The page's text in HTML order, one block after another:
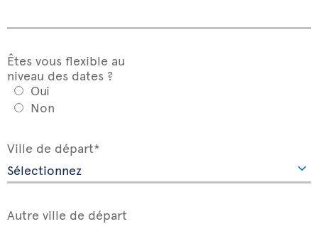
Êtes vous flexible au
niveau des dates ?
Oui
Non
Ville de départ*
Autre ville de départ